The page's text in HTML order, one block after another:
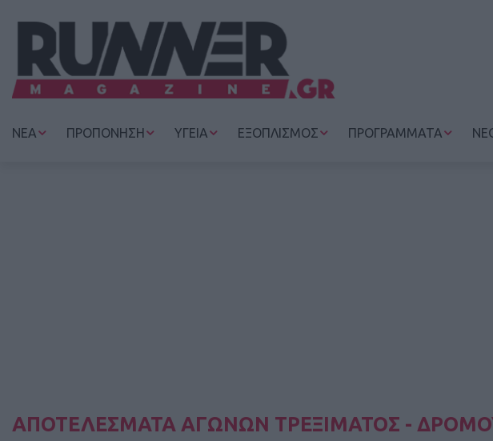
ΝΕΑ ΠΡΟΠΟΝΗΣΗ ΥΓΕΙΑ ΕΞΟΠΛΙΣΜΟΣ ΠΡΟΓΡΑΜΜΑΤΑ
ΑΠΟΤΕΛΕΣΜΑΤΑ ΑΓΩΝΩΝ ΤΡΕΞΙΜΑΤΟΣ -